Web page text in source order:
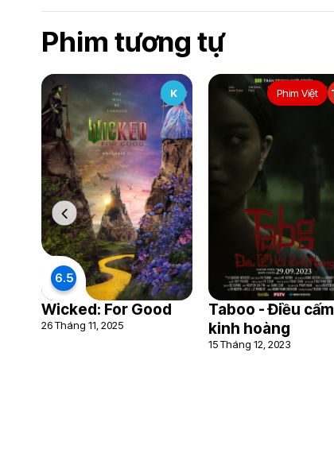
Phim tương tự
K
6.5
Wicked: For Good
26 Tháng 11, 2025
Phim Việt
Taboo - Điều
kinh hoàng
15 Tháng 12, 2023